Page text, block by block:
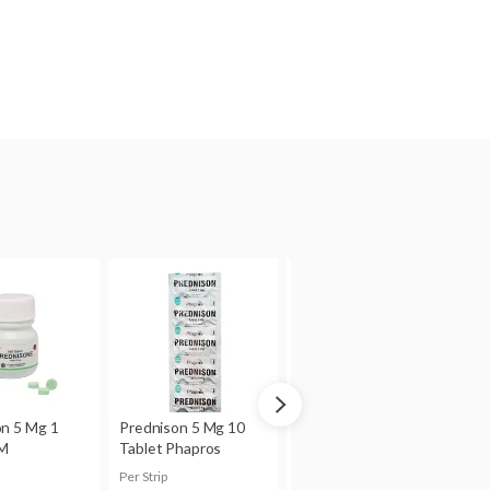
adanya efek samping
melebihi besarnya
ke dalam ASI. Bila
dulu dengan